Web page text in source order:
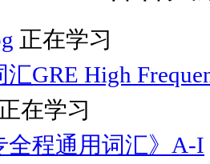
正在学习
GRE High
在学习
全程通用词汇》A-I